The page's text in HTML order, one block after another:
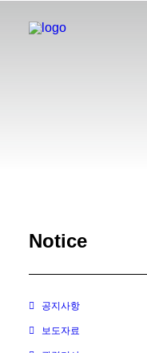
Notice
공지사항
보도자료